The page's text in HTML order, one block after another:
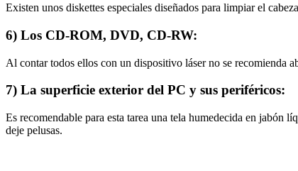
Existen unos diskettes especiales diseñados para limpiar el
6) Los CD-ROM, DVD, CD-RW:
Al contar todos ellos con un dispositivo láser no se recomienda
7) La superficie exterior del PC y sus periféricos:
Es recomendable para esta tarea una tela humedecida en jabón
deje pelusas.